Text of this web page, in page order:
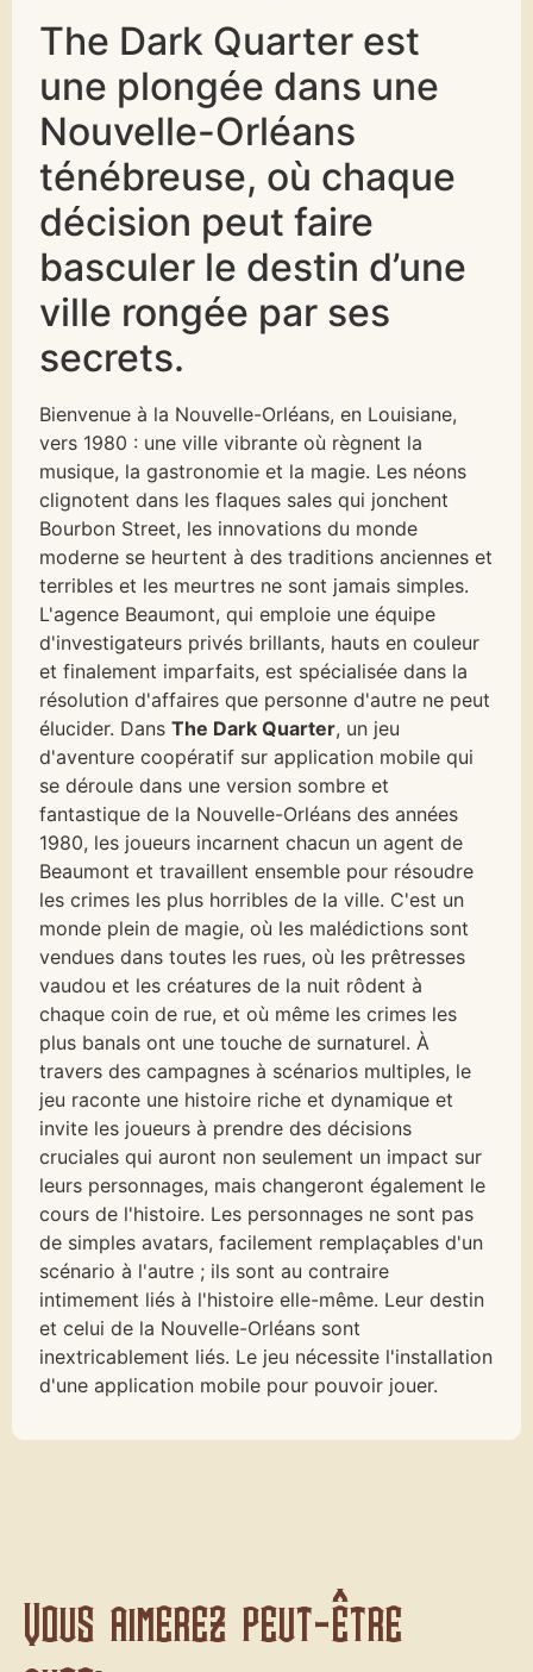
The Dark Quarter est
une plongée dans une
Nouvelle-Orléans
ténébreuse, où chaque
décision peut faire
basculer le destin d’une
ville rongée par ses
secrets.
Bienvenue à la Nouvelle-Orléans, en Louisiane,
vers 1980 : une ville vibrante où règnent la
musique, la gastronomie et la magie. Les néons
clignotent dans les flaques sales qui jonchent
Bourbon Street, les innovations du monde
moderne se heurtent à des traditions anciennes et
terribles et les meurtres ne sont jamais simples.
L'agence Beaumont, qui emploie une équipe
d'investigateurs privés brillants, hauts en couleur
et finalement imparfaits, est spécialisée dans la
résolution d'affaires que personne d'autre ne peut
élucider. DansThe Dark Quarter, un jeu
d'aventure coopératif sur application mobile qui
se déroule dans une version sombre et
fantastique de la Nouvelle-Orléans des années
1980, les joueurs incarnent chacun un agent de
Beaumont et travaillent ensemble pour résoudre
les crimes les plus horribles de la ville. C'est un
monde plein de magie, où les malédictions sont
vendues dans toutes les rues, où les prêtresses
vaudou et les créatures de la nuit rôdent à
chaque coin de rue, et où même les crimes les
plus banals ont une touche de surnaturel. À
travers des campagnes à scénarios multiples, le
jeu raconte une histoire riche et dynamique et
invite les joueurs à prendre des décisions
cruciales qui auront non seulement un impact sur
leurs personnages, mais changeront également le
cours de l'histoire. Les personnages ne sont pas
de simples avatars, facilement remplaçables d'un
scénario à l'autre ; ils sont au contraire
intimement liés à l'histoire elle-même. Leur destin
et celui de la Nouvelle-Orléans sont
inextricablement liés. Le jeu nécessite l'installation
d'une application mobile pour pouvoir jouer.
Vous aimerez peut-être